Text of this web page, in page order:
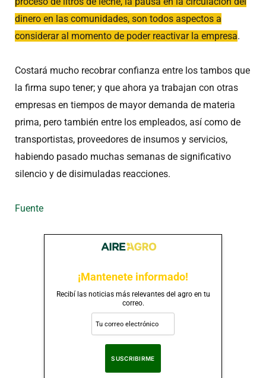
dinero en las comunidades, son todos aspectos a
considerar al momento de poder reactivar la empresa.
Costará mucho recobrar confianza entre los tambos que
la firma supo tener; y que ahora ya trabajan con otras
empresas en tiempos de mayor demanda de materia
prima, pero también entre los empleados, así como de
transportistas, proveedores de insumos y servicios,
habiendo pasado muchas semanas de significativo
silencio y de disimuladas reacciones.
Fuente
¡Mantenete informado!
Recibí las noticias más relevantes del agro en tu
correo.